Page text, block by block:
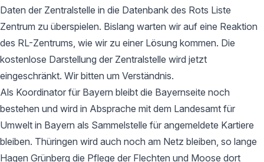
Daten der Zentralstelle in die Datenbank des Rots Liste
Zentrum zu überspielen. Bislang warten wir auf eine Reaktion
des RL-Zentrums, wie wir zu einer Lösung kommen. Die
kostenlose Darstellung der Zentralstelle wird jetzt
eingeschränkt. Wir bitten um Verständnis.
Als Koordinator für Bayern bleibt die Bayernseite noch
bestehen und wird in Absprache mit dem Landesamt für
Umwelt in Bayern als Sammelstelle für angemeldete Kartiere
bleiben. Thüringen wird auch noch am Netz bleiben, so lange
Hagen Grünberg die Pflege der Flechten und Moose dort